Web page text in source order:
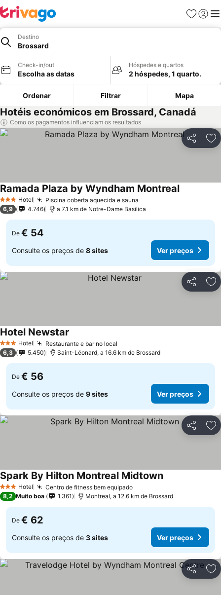
Favoritos
Iniciar
Destino
Brossard
Check-in/out
Escolha as datas
Hóspedes e quartos
2 hóspedes, 1 quarto.
Ordenar Filtrar Mapa
Hotéis económicos em Brossard, Canadá
Como os pagamentos influenciam os resultados
Partilhar
3 EstrelasHotel Piscina coberta aquecida e sauna
Ramada Plaza by Wyndham Montreal
6,9 4.746 a 7.1 km de Notre-Dame Basilica
De € 54
Consulte os preços de 8 sites Ver preços
Partilhar
3 EstrelasHotel Restaurante e bar no local
Hotel Newstar
6,3 5.450 Saint-Léonard, a 16.6 km de Brossard
De € 56
Consulte os preços de 9 sites Ver preços
Partilhar
3 EstrelasHotel Centro de fitness bem equipado
Spark By Hilton Montreal Midtown
8,2 Muito boa 1.361 Montreal, a 12.6 km de Brossard
De € 62
Consulte os preços de 3 sites Ver preços
Partilhar